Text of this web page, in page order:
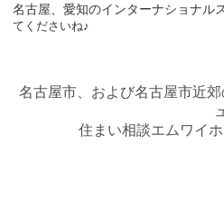
名古屋、愛知のインターナショナル
てくださいね♪
名古屋市、および名古屋市近
住まい相談エムワイ